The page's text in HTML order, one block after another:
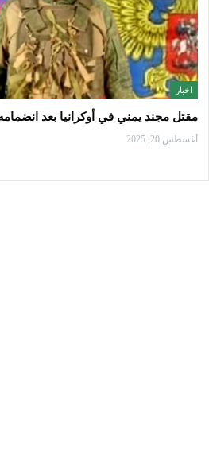
اخبار
مقتل مجند يمني في أوكرانيا بعد
أغسطس 20, 2025